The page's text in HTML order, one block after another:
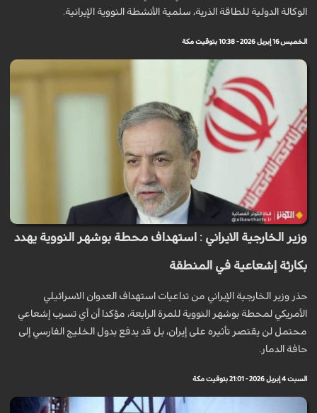
الوكالة الدولية للطاقة الذرية، سلمية الأنشطة النووية الإيرانية.
الخميس 16 إبريل 2026 - 10:38 بتوقيت مكة
وزير الخارجية الايراني : استهداف محطة بوشهر النووية يهدد
بكارثة إشعاعية في المنطقة
حذر وزير الخارجية الإيراني من تداعيات استهداف العدوان الاسرائيلي
الأمريكي لمحطة بوشهر النووية للمرة الرابعة، مؤكدا أن أي تسرب إشعاعي
محتمل لن يقتصر تأثيره على إيران، بل قد يدفع بدول الخليج الفارسي إلى
حافة الدمار.
السبت 4 إبريل 2026 - 21:01 بتوقيت مكة